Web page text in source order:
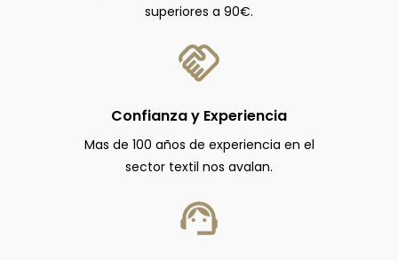
superiores a 90€.
Confianza y Experiencia
Mas de 100 años de experiencia en el
sector textil nos avalan.